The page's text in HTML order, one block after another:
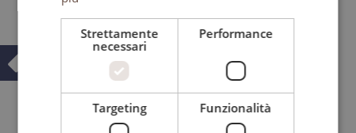
Strettamente
necessari
Performance
Targeting Funzionalità